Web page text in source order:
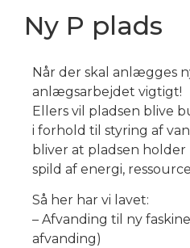
Ny P plads
Når der skal anlægges
anlægsarbejdet vigtigt!
Ellers vil pladsen blive
i forhold til styring af
bliver at pladsen
spild af energi,
Så her har vi lavet:
– Afvanding til ny
afvanding)